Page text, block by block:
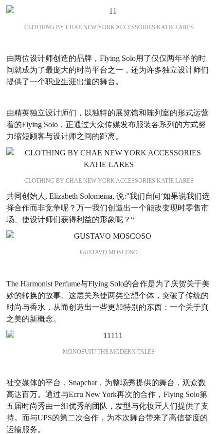
CLOTHING BY CHAE NEW YORK ACCESSORIES KATIE LARES
由两位设计师创造的品牌，Flying Solo用了仅仅两年半的时
间就成为了最庞大的时尚平台之一，还为许多独立设计师们
提供了一个职业生涯出道的舞台。
由精英独立设计师们，以独特的展览馆和陈列室的形式运营
着的Flying Solo，正通过大众传媒发布服装各系列的方式努
力缩短顾客与设计师之间的距离。
CLOTHING BY CHAE NEW YORK ACCESSORIES KATIE LARES
共同创始人, Elizabeth Solomeina, 说:”我们自问‘如果说我们选
择合作而非竞争呢？万一我们创造出一个能改变现时零售市
场、使设计师们获得利益的形象呢？“
GUSTAVO MOSCOSO
The Harmonist Perfume与Flying Solo的合作是为了庆贺关于美
妙的转换的故事。这层关系使两类空想个体，突破了传统的
时尚与香水，从而创造出一些更加特别的东西：一个关于真
之美的新概念。
MONOSUIT/ THE MODERN TALES
社交媒体的平台，Snapchat，为整场秀提供的舞台，观众数
高达百万。通过与Ecru New York再次的合作，Flying Solo第
五届时尚秀由一组优秀的团队，发型与化妆匠人们提供了支
持。而与UPS的第二次合作，为本次舞台带来了高信誉度的
运输服务。